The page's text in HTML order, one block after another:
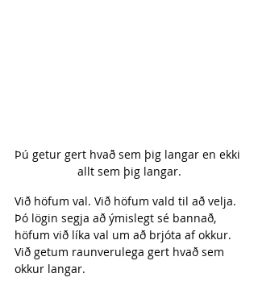
Þú getur gert hvað sem þig langar en ekki
allt sem þig langar.
Við höfum val. Við höfum vald til að velja.
Þó lögin segja að ýmislegt sé bannað,
höfum við líka val um að brjóta af okkur.
Við getum raunverulega gert hvað sem
okkur langar.